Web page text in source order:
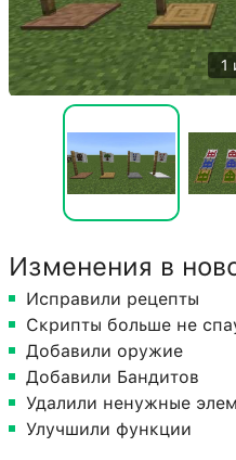
1
Изменения в
Исправили рецепты
Скрипты больше не
Добавили оружие
Добавили Бандитов
Удалили ненужные
Улучшили функции